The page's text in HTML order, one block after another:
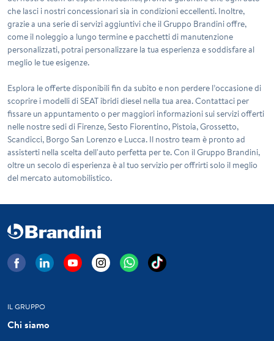
che lasci i nostri concessionari sia in condizioni eccellenti. Inoltre,
grazie a una serie di servizi aggiuntivi che il Gruppo Brandini offre,
come il noleggio a lungo termine e pacchetti di manutenzione
personalizzati, potrai personalizzare la tua esperienza e soddisfare al
meglio le tue esigenze.
Esplora le offerte disponibili fin da subito e non perdere l’occasione di
scoprire i modelli di SEAT ibridi diesel nella tua area. Contattaci per
fissare un appuntamento o per maggiori informazioni sui servizi offerti
nelle nostre sedi di Firenze,Sesto Fiorentino, Pistoia,Grossetto,
Scandicci, Borgo San Lorenzoe Lucca. Il nostro team è pronto ad
assisterti nella scelta dell'auto perfetta per te. Con il Gruppo Brandini,
oltre un secolo di esperienza è al tuo servizio per offrirti solo il meglio
del mercato automobilistico.
IL GRUPPO
Chi siamo